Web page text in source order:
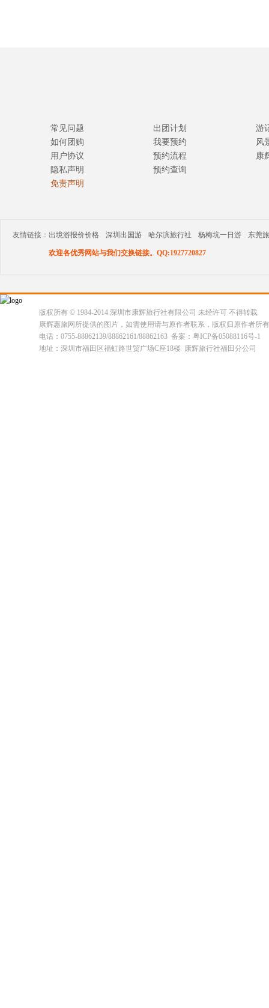
常见问题
如何团购
用户协议
隐私声明
免责声明
出团计划
我要预约
预约流程
预约查询
游
风
康
友情链接： 出境游报价价格 深圳出国游 哈尔滨旅行社 杨梅坑一日游 东莞
欢迎各优秀网站与我们交换链接。QQ:1927720827
版权所有 © 1984-2014 深圳市康辉旅行社有限公司 未经许可 不得转载
康辉惠旅网所提供的图片，如需使用请与原作者联系，版权归原作者所
电话：0755-88862139/88862161/88862163 备案：粤ICP备05088116号-1
地址：深圳市福田区福虹路世贸广场C座18楼 康辉旅行社福田分公司